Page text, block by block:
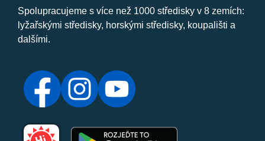
Spolupracujeme s více než 1000 středisky v 8 zemích:
lyžařskými středisky, horskými středisky, koupališti a
dalšími.